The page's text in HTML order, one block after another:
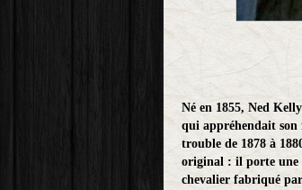
Né en 1855, Ned
qui appréhendait son
trouble de 1878 à
original : il porte une
chevalier fabriqué